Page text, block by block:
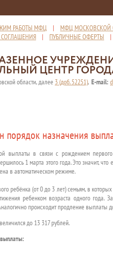
РАБОТЫ МФЦ | МФЦ МОСКОВСКОЙ
| ПУБЛИЧНЫЕ ОФЕРТЫ |
ЦЕНТР
области, далее 3 (доб. 52251), E-mail:
порядок назначения
выплаты в связи с рождением
1 марта этого года. Это значит, что
в автоматическом режиме.
ребёнка (от 0 до 3 лет) семьям, в
ребенком возраста одного года.
происходит продление выплаты
до 13 317 рублей.